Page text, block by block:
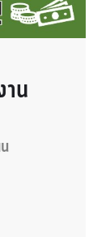
น